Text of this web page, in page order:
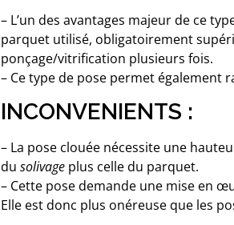
– L’un des avantages majeur de ce
parquet utilisé, obligatoirement
ponçage/vitrification plusieurs fois.
– Ce type de pose permet
INCONVENIENTS :
– La pose clouée nécessite une
du solivage plus celle du parquet.
– Cette pose demande une mise en
Elle est donc plus onéreuse que les